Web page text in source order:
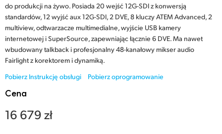
Germany
Hong Kong SAR, China
India
Italy
Korea
do produkcji na żywo. Posiada 20 wejść 12G-SDI z konwersją
standardów, 12 wyjść aux 12G-SDI, 2 DVE, 8 kluczy ATEM Advanced, 2
multiview, odtwarzacze multimedialne, wyjście USB kamery
internetowej i SuperSource, zapewniając łącznie 6 DVE. Ma nawet
wbudowany talkback i profesjonalny 48-kanałowy mikser audio
Fairlight z korektorem i dynamiką.
Pobierz Instrukcję obsługi
Pobierz oprogramowanie
Cena
16 679 zł